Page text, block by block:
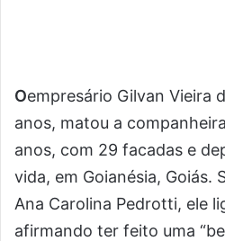
Oempresário Gilvan Vieira
anos, matou a
anos, com 29 facadas e
vida, em Goianésia, Goiás.
Ana Carolina Pedrotti, ele
afirmando ter feito uma